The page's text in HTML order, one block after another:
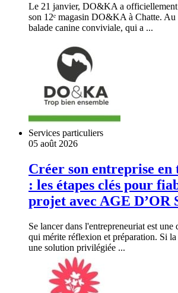
Le 21 janvier, DO&KA a officiellement
son 12ᵉ magasin DO&KA à Chatte.
balade canine conviviale, qui a ...
Services particuliers
05 août 2026
Créer son entreprise en
: les étapes clés pour
projet avec AGE D’OR
Se lancer dans l'entrepreneuriat est
qui mérite réflexion et préparation. Si
une solution privilégiée ...